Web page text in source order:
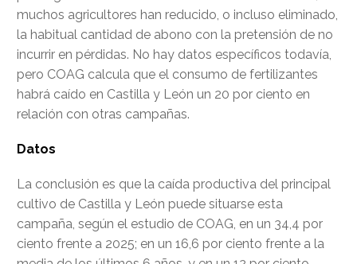
muchos agricultores han reducido, o incluso eliminado,
la habitual cantidad de abono con la pretensión de no
incurrir en pérdidas. No hay datos específicos todavía,
pero COAG calcula que el consumo de fertilizantes
habrá caído en Castilla y León un 20 por ciento en
relación con otras campañas.
Datos
La conclusión es que la caída productiva del principal
cultivo de Castilla y León puede situarse esta
campaña, según el estudio de COAG, en un 34,4 por
ciento frente a 2025; en un 16,6 por ciento frente a la